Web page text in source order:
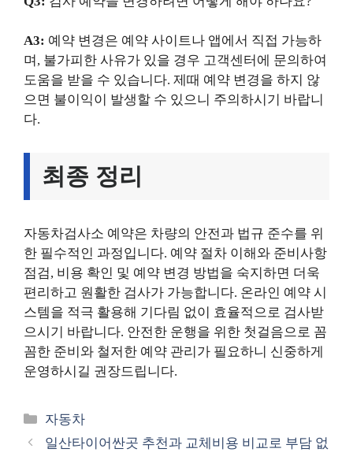
A3: 예약 변경은 예약 사이트나 앱에서 직접 가능하
며, 불가피한 사유가 있을 경우 고객센터에 문의하여
도움을 받을 수 있습니다. 제때 예약 변경을 하지 않
으면 불이익이 발생할 수 있으니 주의하시기 바랍니
다.
최종 정리
자동차검사소 예약은 차량의 안전과 법규 준수를 위
한 필수적인 과정입니다. 예약 절차 이해와 준비사항
점검, 비용 확인 및 예약 변경 방법을 숙지하면 더욱
편리하고 원활한 검사가 가능합니다. 온라인 예약 시
스템을 적극 활용해 기다림 없이 효율적으로 검사받
으시기 바랍니다. 안전한 운행을 위한 첫걸음으로 꼼
꼼한 준비와 철저한 예약 관리가 필요하니 신중하게
운영하시길 권장드립니다.
카
테
자동차
일산타이어싼곳 추천과 교체비용 비교로 부담 없